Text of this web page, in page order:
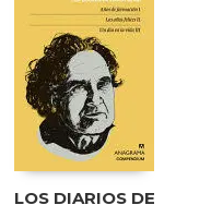
LOS DIARIOS DE